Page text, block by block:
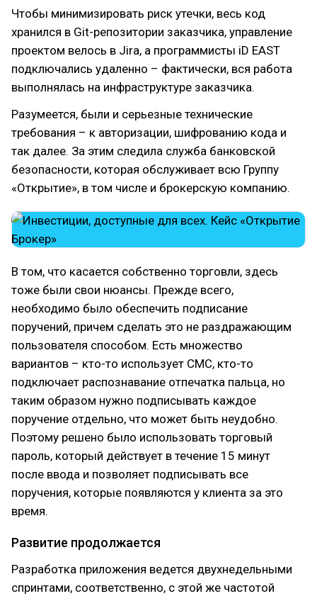
Чтобы минимизировать риск утечки, весь код
хранился в Git-репозитории заказчика, управление
проектом велось в Jira, а программисты iD EAST
подключались удаленно – фактически, вся работа
выполнялась на инфраструктуре заказчика.
Разумеется, были и серьезные технические
требования – к авторизации, шифрованию кода и
так далее. За этим следила служба банковской
безопасности, которая обслуживает всю Группу
«Открытие», в том числе и брокерскую компанию.
В том, что касается собственно торговли, здесь
тоже были свои нюансы. Прежде всего,
необходимо было обеспечить подписание
поручений, причем сделать это не раздражающим
пользователя способом. Есть множество
вариантов – кто-то использует СМС, кто-то
подключает распознавание отпечатка пальца, но
таким образом нужно подписывать каждое
поручение отдельно, что может быть неудобно.
Поэтому решено было использовать торговый
пароль, который действует в течение 15 минут
после ввода и позволяет подписывать все
поручения, которые появляются у клиента за это
время.
Развитие продолжается
Разработка приложения ведется двухнедельными
спринтами, соответственно, с этой же частотой